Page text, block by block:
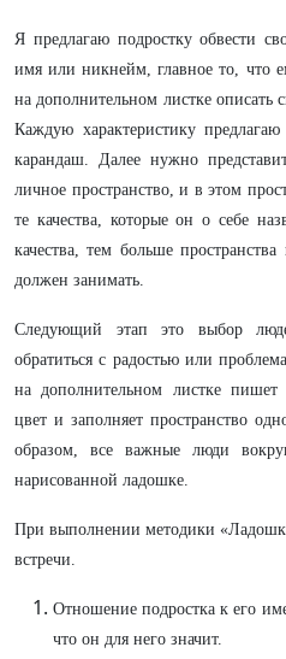
Я предлагаю подростку обвести
имя или никнейм, главное то, что
на дополнительном листке описать
Каждую характеристику
карандаш. Далее нужно
личное пространство, и в этом
те качества, которые он о себе
качества, тем больше
должен занимать.
Следующий этап это выбор
обратиться с радостью или
на дополнительном листке пишет
цвет и заполняет пространство
образом, все важные люди
нарисованной ладошке.
При выполнении методики
встречи.
Отношение подростка к его
что он для него значит.